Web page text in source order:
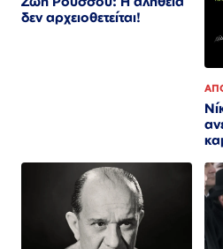
δεν αρχειοθετείται!